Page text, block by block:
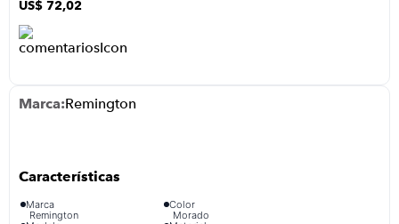
US$ 72,02
Remington
Marca
Remington
Color
Morado